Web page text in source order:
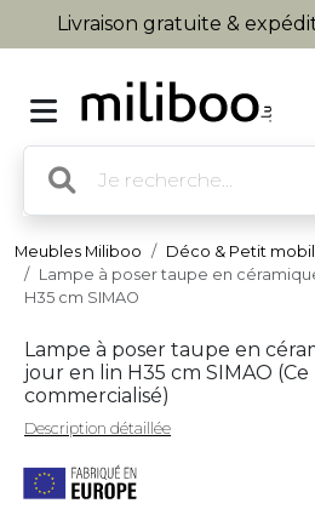
Livraison gratuite &
Meubles Miliboo Déco & Petit
Lampe à poser taupe en
H35 cm SIMAO
Lampe à poser taupe en
jour en lin H35 cm SIMAO (
commercialisé)
Description détaillée